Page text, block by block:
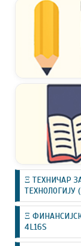
Ξ ТЕХНИЧАР
ТЕХНОЛОГИЈУ
Ξ
4L16S